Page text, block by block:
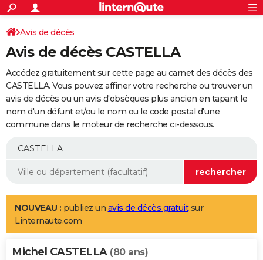
ACTUALITÉS
Politique
Société
Faits Divers
Education
Monde
Villes
+
SPORT
Coupe du monde 2026
Football
Tennis
Cyclisme
Rugby
Forum
Programme TV
TNT
Streaming
Cinéma
Sorties cinéma
Musique
+
FINANCE
Retraite
Epargne
Immobilier
Risques naturels par ville
Banque
Assurance
AUTO
Essais
Réserver un essai
Citadines
Berlines
SUV
Forum auto
+
Mobiles
Meilleur smartphone
Internet
Ordinateurs
Jeux vidéo
Guide high-tech
Aménagement intérieur
LIFESTYLE
Art de vivre
Bien-être
Loisirs
Mode
Modes de vie
Alimentation
Guide de la santé
Maladies
Médicaments
Sommeil
VOYAGE
Avis de décès
Avis de décès CASTELLA
Accédez gratuitement sur cette page au carnet des décès des
CASTELLA. Vous pouvez affiner votre recherche ou trouver un
avis de décès ou un avis d'obsèques plus ancien en tapant le
nom d'un défunt et/ou le nom ou le code postal d'une
commune dans le moteur de recherche ci-dessous.
NOUVEAU : publiez un avis de décès gratuitsur
Linternaute.com
Michel CASTELLA (80 ans)